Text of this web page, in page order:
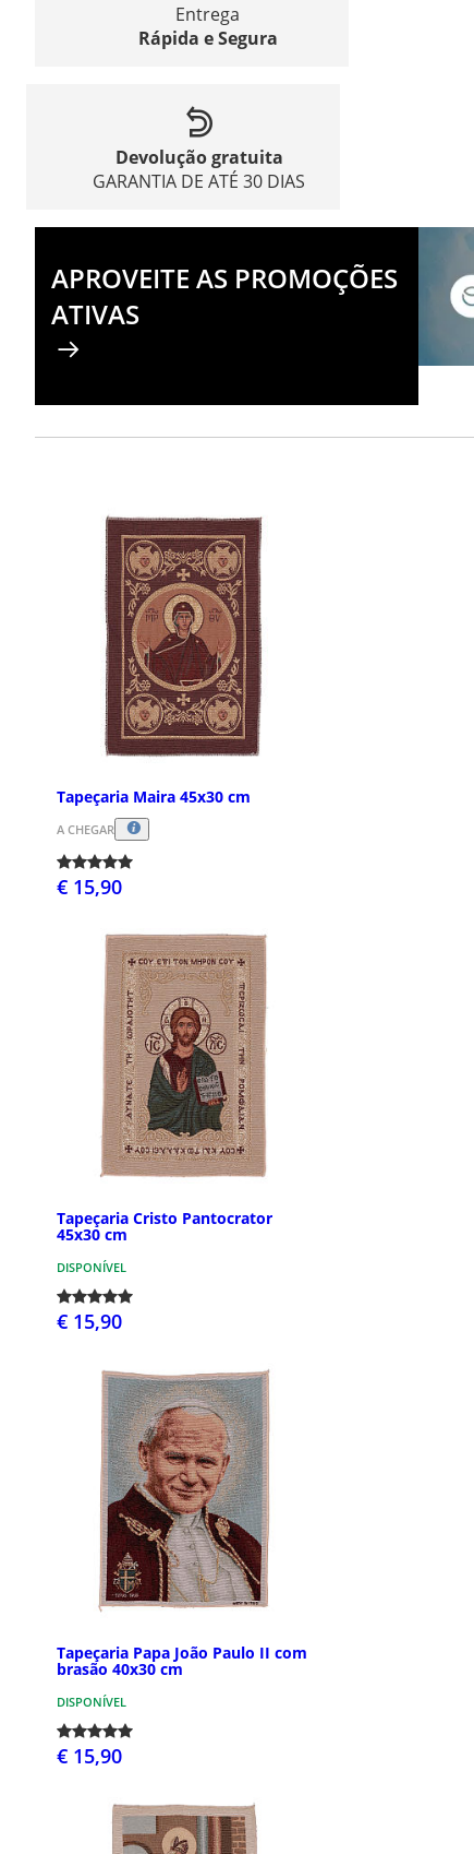
Entrega
Rápida e Segura
Devolução gratuita
GARANTIA DE ATÉ 30 DIAS
APROVEITE AS PROMOÇÕES
ATIVAS
Tapeçaria Maira 45x30 cm
A CHEGAR
€ 15,90
Tapeçaria Cristo Pantocrator
45x30 cm
DISPONÍVEL
€ 15,90
Tapeçaria Papa João Paulo II com
brasão 40x30 cm
DISPONÍVEL
€ 15,90